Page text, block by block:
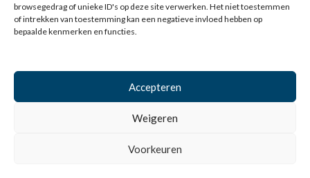
browsegedrag of unieke ID's op deze site verwerken. Het niet toestemmen
of intrekken van toestemming kan een negatieve invloed hebben op
bepaalde kenmerken en functies.
Accepteren
Weigeren
Voorkeuren
Over ons
Contact
Account
0
© 2026 Vereniging de Jonge Balie Zeeland-West-Brabant